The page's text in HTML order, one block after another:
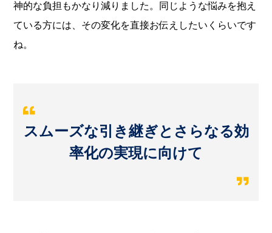
神的な負担もかなり減りました。同じような悩みを抱え
ている方には、その変化を直接お伝えしたいくらいです
ね。
スムーズな引き継ぎとさらなる効
率化の実現に向けて